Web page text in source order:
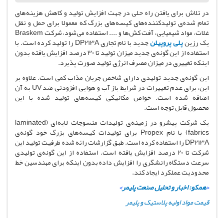
در تلاش برای یافتن راه حلی در جهت افزایش تولید و کاهش هزینه‌های
تمام شده‌ی تولیدکننده‌های کیسه‌های بزرگ که معمولا برای حمل و نقل
غلات، مواد شیمیایی، آفت کش‌ها و .... استفاده می‌شود، شرکتBraskem
یک رزینپلی پروپیلنجدید با نام تجاریDP213Aرا تولید کرده است. با
استفاده از این گونه‌ی جدید میزان تولید تا 30 درصد افزایش یافته بدون
اینکه تغییری در میزان مصرف انرژی تولید صورت پذیرد.
این گونه‌ی جدید تولیدی دارای شاخص جریان مذاب کمی است. علاوه بر
این، برای عدم تغییرات در شرایط باز آب و هوایی افزودنی ضد UV به آن
اضافه شده است. خواص مکانیکی کیسه‌های تولید شده با این
محصول قابل توجه است.
یک شرکت پیشرو در زمینه‌ی تولیدات منسوجات لایه‌ای (laminated
fabrics) با نام Propex برای تولیدات کیسه‌های بزرگ خود گونه‌ی
DP213A را استفاده کرده است. طبق گزارشات رائه شده ظرفیت تولید این
شرکت تا 20 درصد افزایش یافته است. استفاده از این گونه‌ی تولیدی
سرعت دستگاه رانشگری را افزایش داده بدون اینکه برای مهندسین خط
محدودیت عملکرد ایجاد کند.
<همکو: اخبار و تحلیل صنعت پلیمر>
قیمت مواد اولیه پلاستیک و پلیمر